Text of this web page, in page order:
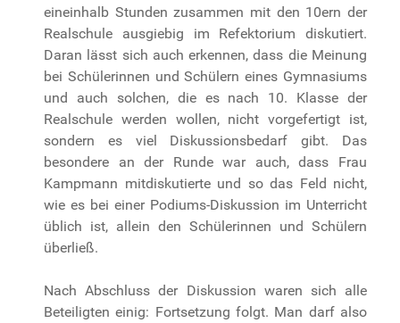
eineinhalb Stunden zusammen mit den 10ern der
Realschule ausgiebig im Refektorium diskutiert.
Daran lässt sich auch erkennen, dass die Meinung
bei Schülerinnen und Schülern eines Gymnasiums
und auch solchen, die es nach 10. Klasse der
Realschule werden wollen, nicht vorgefertigt ist,
sondern es viel Diskussionsbedarf gibt. Das
besondere an der Runde war auch, dass Frau
Kampmann mitdiskutierte und so das Feld nicht,
wie es bei einer Podiums-Diskussion im Unterricht
üblich ist, allein den Schülerinnen und Schülern
überließ.
Nach Abschluss der Diskussion waren sich alle
Beteiligten einig: Fortsetzung folgt. Man darf also